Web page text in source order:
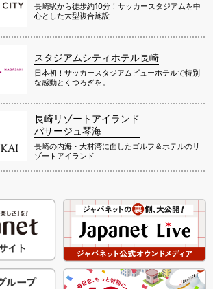
長崎駅から徒歩約10分！サッカースタジアムを中
心とした大型複合施設
スタジアムシティホテル長崎
日本初！サッカースタジアムビューホテルで特別
な感動とくつろぎを。
長崎リゾートアイランド
パサージュ琴海
長崎の内海・大村湾に面したゴルフ＆ホテルのリ
ゾートアイランド